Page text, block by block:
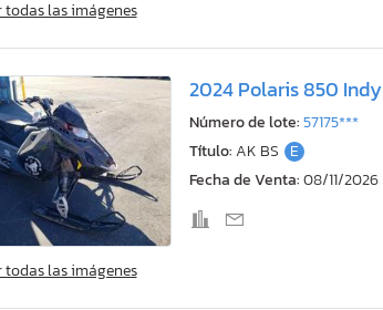
todas las imágenes
todas las imágenes
2024 Polaris 850 Indy
Número de lote:57175***
Título: AK BS E
Fecha de Venta:08/11/2026